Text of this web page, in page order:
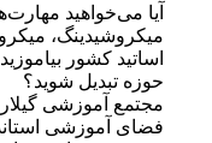
آیا می‌خواهید مهارت‌های
میکروشیدینگ،
اساتید کشور بیاموزید
حوزه تبدیل شوید؟
مجتمع آموزشی گیلار با
فضای آموزشی